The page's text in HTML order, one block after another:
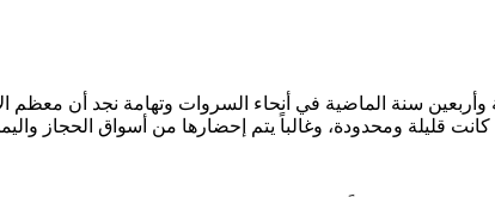
وأربعين سنة الماضية في أنحاء السروات وتهامة نجد أن